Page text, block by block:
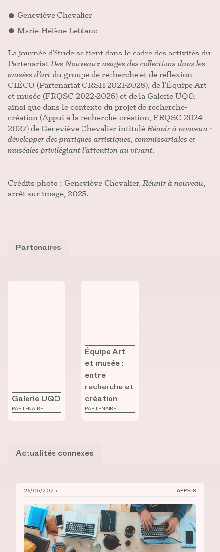
Geneviève Chevalier
Marie-Hélène Leblanc
La journée d’étude se tient dans le cadre des activités du
PartenariatDes Nouveaux usages des collections dans les
musées d’artdu groupe de recherche et de réflexion
CIÉCO (Partenariat CRSH 2021-2028), de l’Équipe Art
et musée (FRQSC 2022-2026) et de la Galerie UQO,
ainsi que dans le contexte du projet de recherche-
création (Appui à la recherche-création, FRQSC 2024-
2027) de Geneviève Chevalier intituléRéunir à nouveau :
développer des pratiques artistiques, commissariales et
muséales privilégiant l’attention au vivant.
Crédits photo : Geneviève Chevalier,Réunir à nouveau,
arrêt sur image, 2025.
Partenaires
Galerie UQO
PARTENAIRE
Équipe Art
et musée :
entre
recherche et
création
PARTENAIRE
Actualités connexes
Bourses de recrutement au doctorat à l’UdeM et à
26/06/2026 APPELS